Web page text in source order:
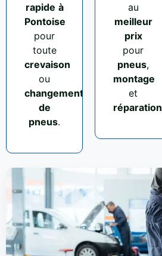
rapide à
Pontoise
pour
toute
crevaison
ou
changement
de
pneus.
au
meilleur
prix
pour
pneus,
montage
et
réparation